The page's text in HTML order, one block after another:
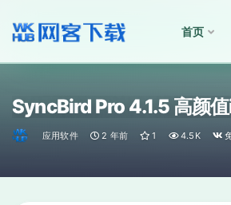
首页
SyncBird Pro 4.1.5 高颜
应用软件 2 年前 1 4.5K